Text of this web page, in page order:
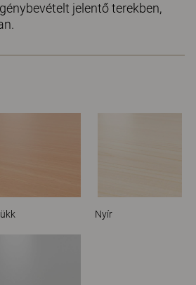
jelentő terekben,
Nyír